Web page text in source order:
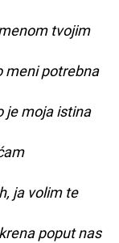
tvojim
meni potrebna
je moja istina
ja volim te
poput nas